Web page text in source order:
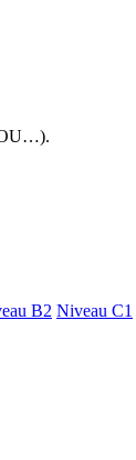
B2 Niveau C1